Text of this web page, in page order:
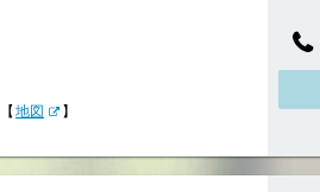
【地図 】